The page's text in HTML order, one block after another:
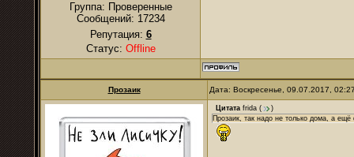
Группа: Проверенные
Сообщений: 17234
Репутация: 6
Статус: Offline
Прозаик Дата: Воскресенье, 09.07.2017,
Цитата frida (
)
Прозаик, так надо не только дома, а ещё